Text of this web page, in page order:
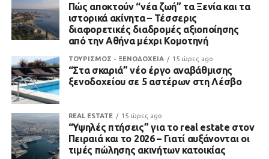
Πώς αποκτούν “νέα ζωή” τα Ξενία και τα
ιστορικά ακίνητα – Τέσσερις
διαφορετικές διαδρομές αξιοποίησης
από την Αθήνα μέχρι Κομοτηνή
ΤΟΥΡΙΣΜΟΣ - ΞΕΝΟΔΟΧΕΙΑ 15 ώρες ago
“Στα σκαριά” νέο έργο αναβάθμισης
ξενοδοχείου σε 5 αστέρων στη Λέσβο
REAL ESTATE 15 ώρες ago
“Υψηλές πτήσεις” για το real estate στον
Πειραιά και το 2026 – Γιατί αυξάνονται οι
τιμές πώλησης ακινήτων κατοικίας